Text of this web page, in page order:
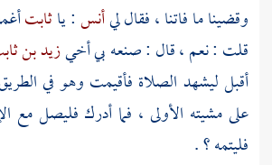
وقضينا ما فاتنا ، فقال ليأنس: ياثابت
قلت : نعم ، قال : صنعه بي أخيزيد بن
أقبل ليشهد الصلاة فأقيمت وهو في
على مشيته الأولى ، فما أدرك فليصل مع
فليتمه ؟ .